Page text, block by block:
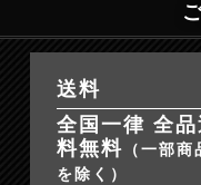
送料
全国一律 全品
料無料 （一部商
を除く）